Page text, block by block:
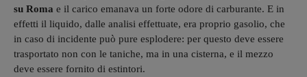
su Roma e il carico emanava un forte odore di carburante. E in
effetti il liquido, dalle analisi effettuate, era proprio gasolio, che
in caso di incidente può pure esplodere: per questo deve essere
trasportato non con le taniche, ma in una cisterna, e il mezzo
deve essere fornito di estintori.